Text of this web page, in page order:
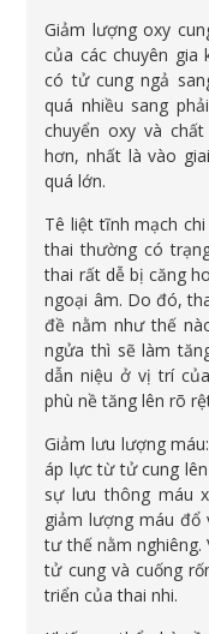
Giảm lượng oxy
của các chuyên gia
có tử cung ngả
quá nhiều sang
chuyển oxy và
hơn, nhất là vào
quá lớn.
Tê liệt tĩnh mạch
thai thường có
thai rất dễ bị căng
ngoại âm. Do đó,
đề nằm như thế
ngửa thì sẽ làm
dẫn niệu ở vị trí
phù nề tăng lên rõ
Giảm lưu lượng
áp lực từ tử cung
sự lưu thông máu
giảm lượng máu
tư thế nằm nghiêng.
tử cung và cuống
triển của thai nhi.